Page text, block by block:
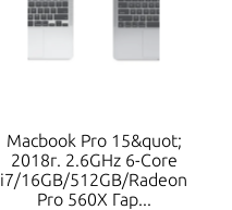
Macbook Pro 15&quot;
2018г. 2.6GHz 6-Core
i7/16GB/512GB/Radeon
Pro 560X Гар...